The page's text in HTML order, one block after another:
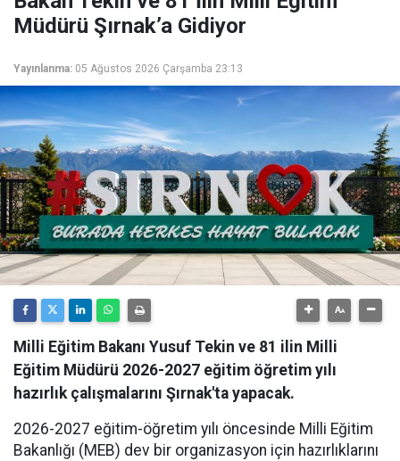
Müdürü Şırnak’a Gidiyor
Yayınlanma: 05 Ağustos 2026 Çarşamba 23:13
Milli Eğitim Bakanı Yusuf Tekin ve 81 ilin Milli
Eğitim Müdürü 2026-2027 eğitim öğretim yılı
hazırlık çalışmalarını Şırnak'ta yapacak.
​2026-2027 eğitim-öğretim yılı öncesinde Milli Eğitim
Bakanlığı (MEB) dev bir organizasyon için hazırlıklarını